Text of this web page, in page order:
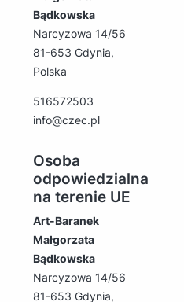
Bądkowska
Narcyzowa 14/56
81-653 Gdynia,
Polska
516572503
info@czec.pl
Osoba
odpowiedzialna
na terenie UE
Art-Baranek
Małgorzata
Bądkowska
Narcyzowa 14/56
81-653 Gdynia,